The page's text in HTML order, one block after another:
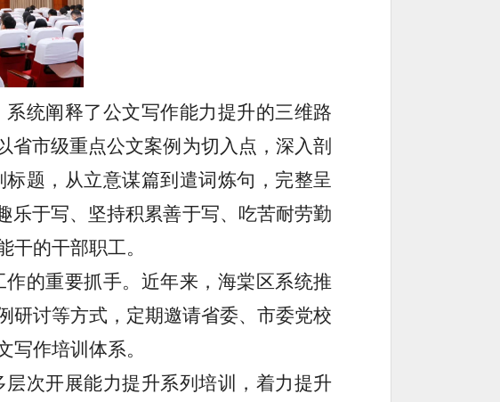
统阐释了公文写作能力提升的三维路
省市级重点公文案例为切入点，深入剖
题，从立意谋篇到遣词炼句，完整呈
乐于写、坚持积累善于写、吃苦耐劳勤
的干部职工。
的重要抓手。近年来，海棠区系统推
研讨等方式，定期邀请省委、市委党校
作培训体系。
次开展能力提升系列培训，着力提升